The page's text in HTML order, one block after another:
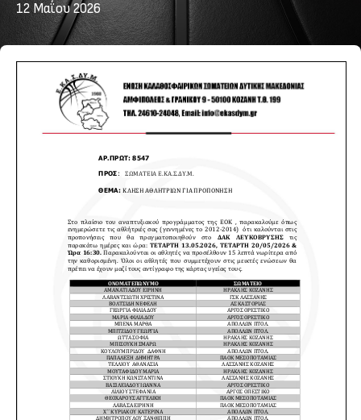
12 Μαΐου 2026